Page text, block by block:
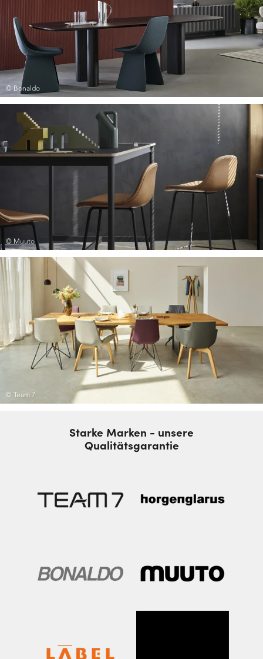
© Bonaldo
© Muuto
© Team 7
Starke Marken - unsere
Qualitätsgarantie